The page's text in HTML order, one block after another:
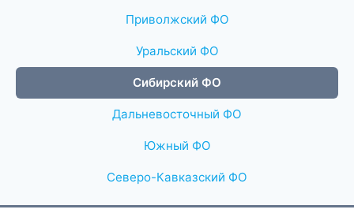
Приволжский ФО
Уральский ФО
Сибирский ФО
Дальневосточный ФО
Южный ФО
Северо-Кавказский ФО